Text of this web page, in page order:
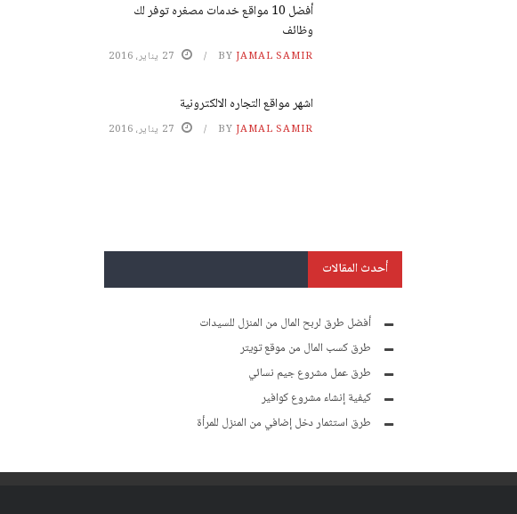
أفضل 10 مواقع خدمات مصغره توفر لك
وظائف
BY JAMAL SAMIR 27 يناير، 2016
اشهر مواقع التجاره الالكترونية
BY JAMAL SAMIR 27 يناير، 2016
أحدث المقالات
أفضل طرق لربح المال من المنزل للسيدات
طرق كسب المال من موقع تويتر
طرق عمل مشروع جيم نسائي
كيفية إنشاء مشروع كوافير
طرق استثمار دخل إضافي من المنزل للمرأة